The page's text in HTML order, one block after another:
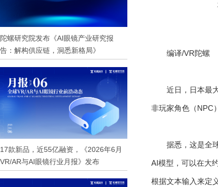
陀螺研究院发布《AI眼镜产业研究报
告：解构供应链，洞悉新格局》
17款新品，近55亿融资，《2026年6月
VR/AR与AI眼镜行业月报》发布
编译/VR陀螺
近日，日本最
非玩家角色（NPC
据悉，这是全
AI模型，可以在大
根据文本输入来定